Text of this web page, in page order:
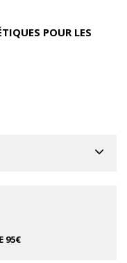
POUR LES
95€